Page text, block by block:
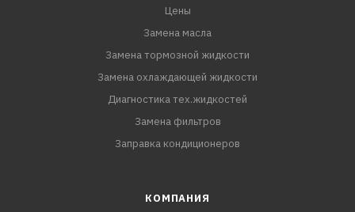
Цены
Замена масла
Замена тормозной жидкости
Замена охлаждающей жидкости
Диагностика тех.жидкостей
Замена фильтров
Заправка кондиционеров
КОМПАНИЯ